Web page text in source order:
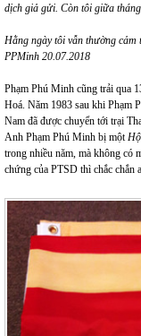
dịch giả gửi. Còn tôi giữa
Hằng ngày tôi vẫn thường
PPMinh 20.07.2018
Phạm Phú Minh cũng trải qua
Hoá. Năm 1983 sau khi Phạm
Nam đã được chuyển tới trại
Anh Phạm Phú Minh bị một
trong nhiều năm, mà không có
chứng của PTSD thì chắc chắn